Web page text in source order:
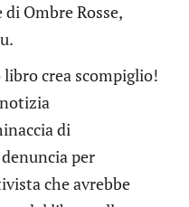
Ombre Rosse,
libro crea scompiglio!
di
per
che avrebbe